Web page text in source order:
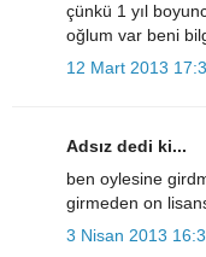
çünkü 1 yıl
oğlum var beni
12 Mart 2013
Adsız dedi ki...
ben oylesine
girmeden on
3 Nisan 2013